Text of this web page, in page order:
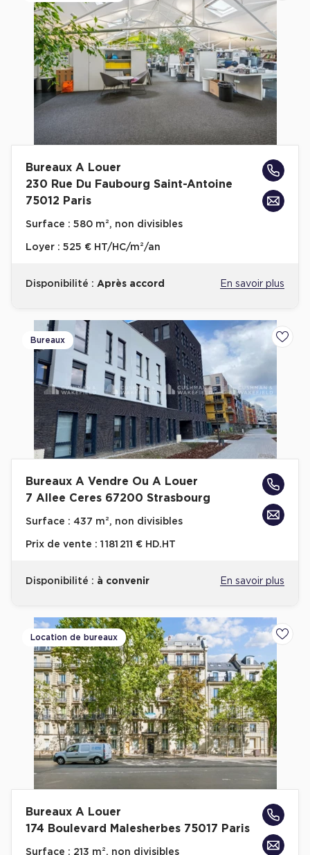
Bureaux A Louer
230 Rue Du Faubourg Saint-Antoine
75012 Paris
Surface : 580 m², non divisibles
Loyer : 525 € HT/HC/m²/an
Disponibilité : Après accord En savoir plus
Bureaux
Bureaux A Vendre Ou A Louer
7 Allee Ceres 67200 Strasbourg
Surface : 437 m², non divisibles
Prix de vente : 1 181 211 € HD.HT
Disponibilité : à convenir En savoir plus
Location de bureaux
Bureaux A Louer
174 Boulevard Malesherbes 75017 Paris
Surface : 213 m², non divisibles